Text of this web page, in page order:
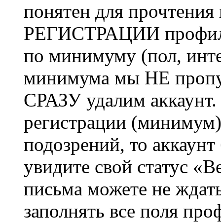
понятен для
РЕГИСТРАЦИИ профиль
по минимуму (пол,
минимума мы НЕ
СРАЗУ удалим
регистрации
подозрений, то
увидите свой статус
письма можете не
заполнять все поля